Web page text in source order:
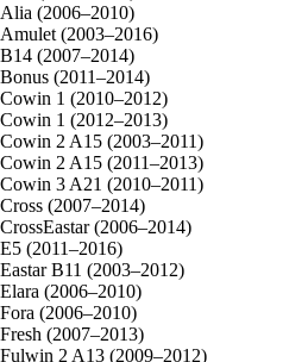
Alia (2006–2010)
Amulet (2003–2016)
B14 (2007–2014)
Bonus (2011–2014)
Cowin 1 (2010–2012)
Cowin 1 (2012–2013)
Cowin 2 A15 (2003–2011)
Cowin 2 A15 (2011–2013)
Cowin 3 A21 (2010–2011)
Cross (2007–2014)
CrossEastar (2006–2014)
E5 (2011–2016)
Eastar B11 (2003–2012)
Elara (2006–2010)
Fora (2006–2010)
Fresh (2007–2013)
Fulwin 2 A13 (2009–2012)